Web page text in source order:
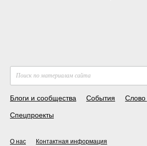
Блоги и сообщества События Слово
Спецпроекты
О нас Контактная информация